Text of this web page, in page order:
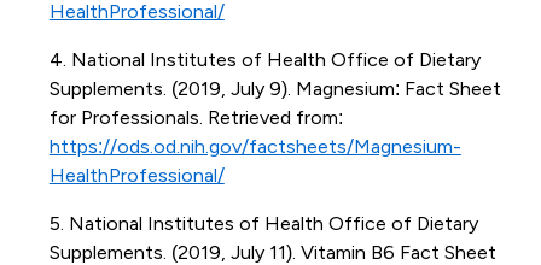
HealthProfessional/
4. National Institutes of Health Office of Dietary
Supplements. (2019, July 9). Magnesium: Fact Sheet
for Professionals. Retrieved from:
https://ods.od.nih.gov/factsheets/Magnesium-
HealthProfessional/
5. National Institutes of Health Office of Dietary
Supplements. (2019, July 11). Vitamin B6 Fact Sheet